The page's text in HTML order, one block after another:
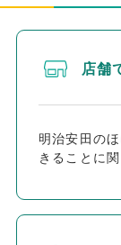
店舗
明治安田の
きることに